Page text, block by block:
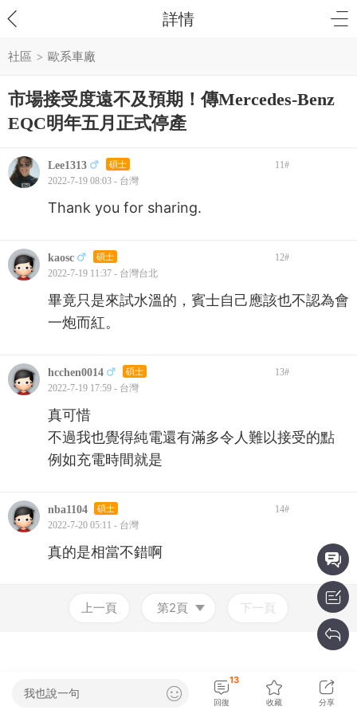
詳情
社區 > 歐系車廠
市場接受度遠不及預期！傳Mercedes-Benz
EQC明年五月正式停產
Lee1313 碩士 11#
2022-7-19 08:03 - 台灣
Thank you for sharing.
kaosc 碩士 12#
2022-7-19 11:37 - 台灣台北
畢竟只是來試水溫的，賓士自己應該也不認為會
一炮而紅。
hcchen0014 碩士 13#
2022-7-19 17:59 - 台灣
真可惜
不過我也覺得純電還有滿多令人難以接受的點
例如充電時間就是
nba1104 碩士 14#
2022-7-20 05:11 - 台灣
真的是相當不錯啊
上一頁 第2頁 下一頁
我也說一句
回復
13
收藏 分享